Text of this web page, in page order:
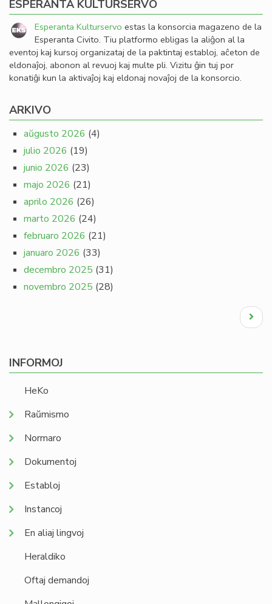
ESPERANTA KULTURSERVO
Esperanta Kulturservo estas la konsorcia magazeno de la
Esperanta Civito. Tiu platformo ebligas la aliĝon al la
eventoj kaj kursoj organizataj de la paktintaj establoj, aĉeton de
eldonaĵoj, abonon al revuoj kaj multe pli. Vizitu ĝin tuj por
konatiĝi kun la aktivaĵoj kaj eldonaj novaĵoj de la konsorcio.
ARKIVO
aŭgusto 2026 (4)
julio 2026 (19)
junio 2026 (23)
majo 2026 (21)
aprilo 2026 (26)
marto 2026 (24)
februaro 2026 (21)
januaro 2026 (33)
decembro 2025 (31)
novembro 2025 (28)
Next
page
INFORMOJ
HeKo
Raŭmismo
Normaro
Dokumentoj
Establoj
Instancoj
En aliaj lingvoj
Heraldiko
Oftaj demandoj